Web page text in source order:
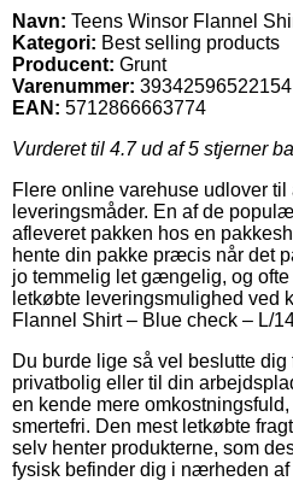
Navn: Teens Winsor Flannel
Kategori: Best selling products
Producent: Grunt
Varenummer: 39342596522154
EAN: 5712866663774
Vurderet til 4.7ud af 5 stjerner
Flere online varehuse udlover
leveringsmåder. En af de
afleveret pakken hos en
hente din pakke præcis når det
jo temmelig let gængelig, og
letkøbte leveringsmulighed ved
Flannel Shirt – Blue check – L/
Du burde lige så vel beslutte
privatbolig eller til din
en kende mere
smertefri. Den mest letkøbte
selv henter produkterne, som
fysisk befinder dig i nærheden